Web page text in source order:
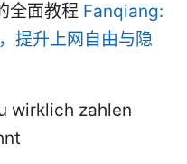
全面教程 Fanqiang:
提升上网自由与隐
wirklich zahlen